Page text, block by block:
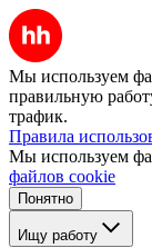
Мы используем
правильную
трафик.
Правила
Мы используем
файлов cookie
Понятно
Ищу работу